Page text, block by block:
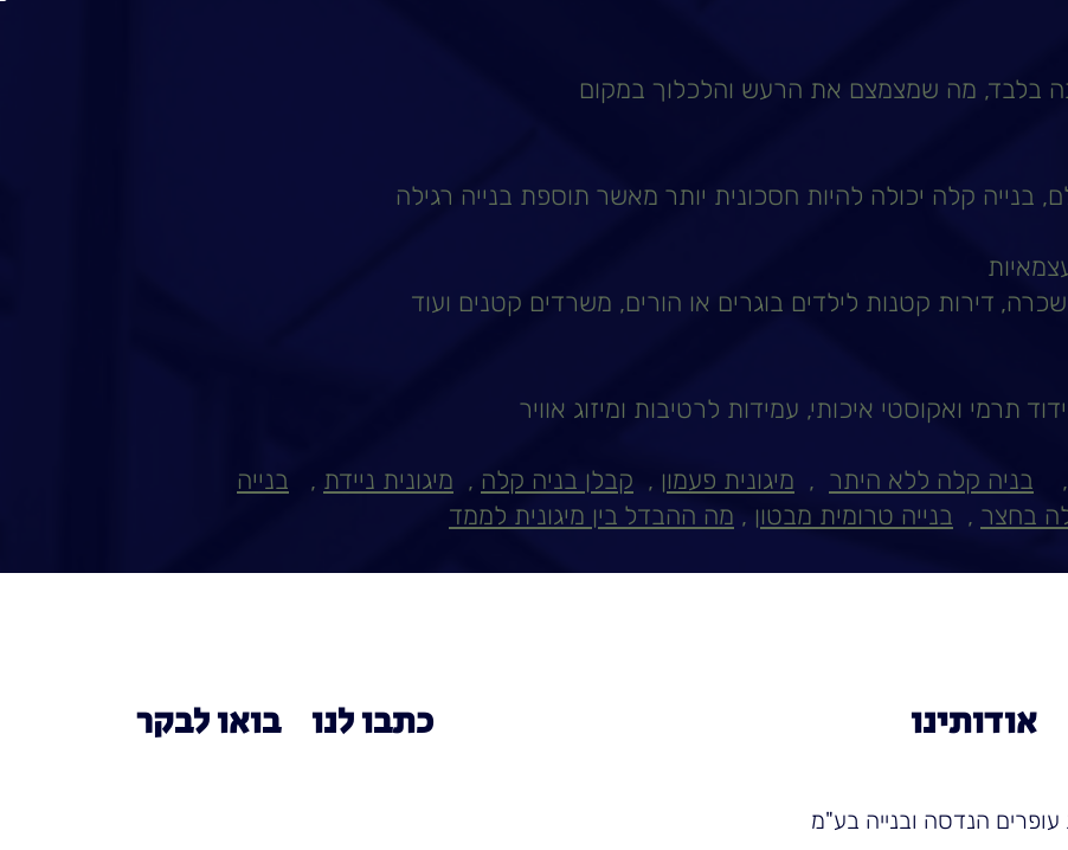
בלבד, מה שמצמצם את הרעש והלכלוך במקום
בנייה קלה יכולה להיות חסכונית יותר מאשר תוספת בנייה רגילה
דירות קטנות לילדים בוגרים או הורים, משרדים קטנים ועוד
תרמי ואקוסטי איכותי, עמידות לרטיבות ומיזוג אוויר
, בניה קלה ללא היתר , מיגונית פעמון , קבלן בניה קלה , מיגונית ניידת , בנייה
בחצר , בנייה טרומית מבטון , מה ההבדל בין מיגונית לממד
בואו לבקר כתבו לנו אודותינו
הנדסה ובנייה בע"מ